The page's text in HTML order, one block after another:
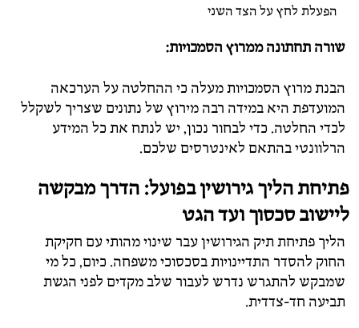
הפעלת לחץ על הצד השני
שורה תחתונה ממרוץ הסמכויות:
הבנת מרוץ הסמכויות מעלה כי ההחלטה על הערכאה
המועדפת היא במידה רבה מירוץ של נתונים שצריך לשקלל
לכדי החלטה. כדי לבחור נכון, יש לנתח את כל המידע
הרלוונטי בהתאם לאינטרסים שלכם.
פתיחת הליך גירושין בפועל: הדרך מבקשה
ליישוב סכסוך ועד הגט
הליך פתיחת תיק הגירושין עבר שינוי מהותי עם חקיקת
החוק להסדר התדיינויות בסכסוכי משפחה. כיום, כל מי
שמבקש להתגרש נדרש לעבור שלב מקדים לפני הגשת
תביעה חד-צדדית.